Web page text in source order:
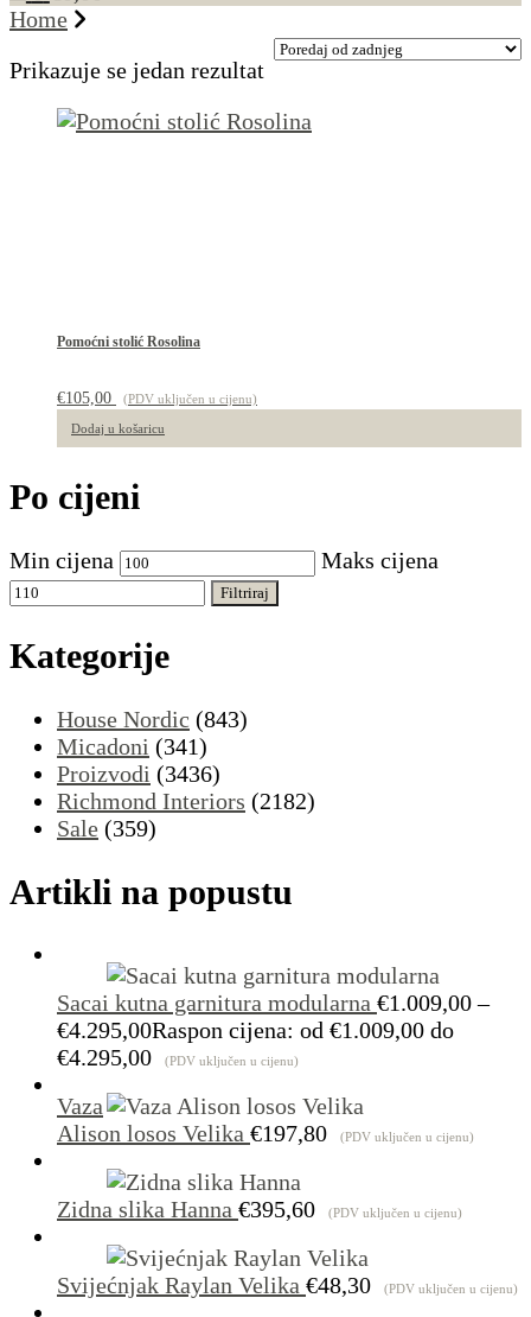
Home
Prikazuje se jedan rezultat
Pomoćni stolić Rosolina
€105,00 (PDV uključen u cijenu)
Dodaj u košaricu
Po cijeni
Min cijena Maks cijena
Filtriraj
Kategorije
House Nordic (843)
Micadoni (341)
Proizvodi (3436)
Richmond Interiors (2182)
Sale (359)
Artikli na popustu
Sacai kutna garnitura modularna €1.009,00 –
€4.295,00Raspon cijena: od €1.009,00 do
€4.295,00
(PDV uključen u cijenu)
Vaza
Alison losos Velika €197,80 (PDV uključen u cijenu)
Zidna slika Hanna €395,60 (PDV uključen u cijenu)
Svijećnjak Raylan Velika €48,30 (PDV uključen u cijenu)